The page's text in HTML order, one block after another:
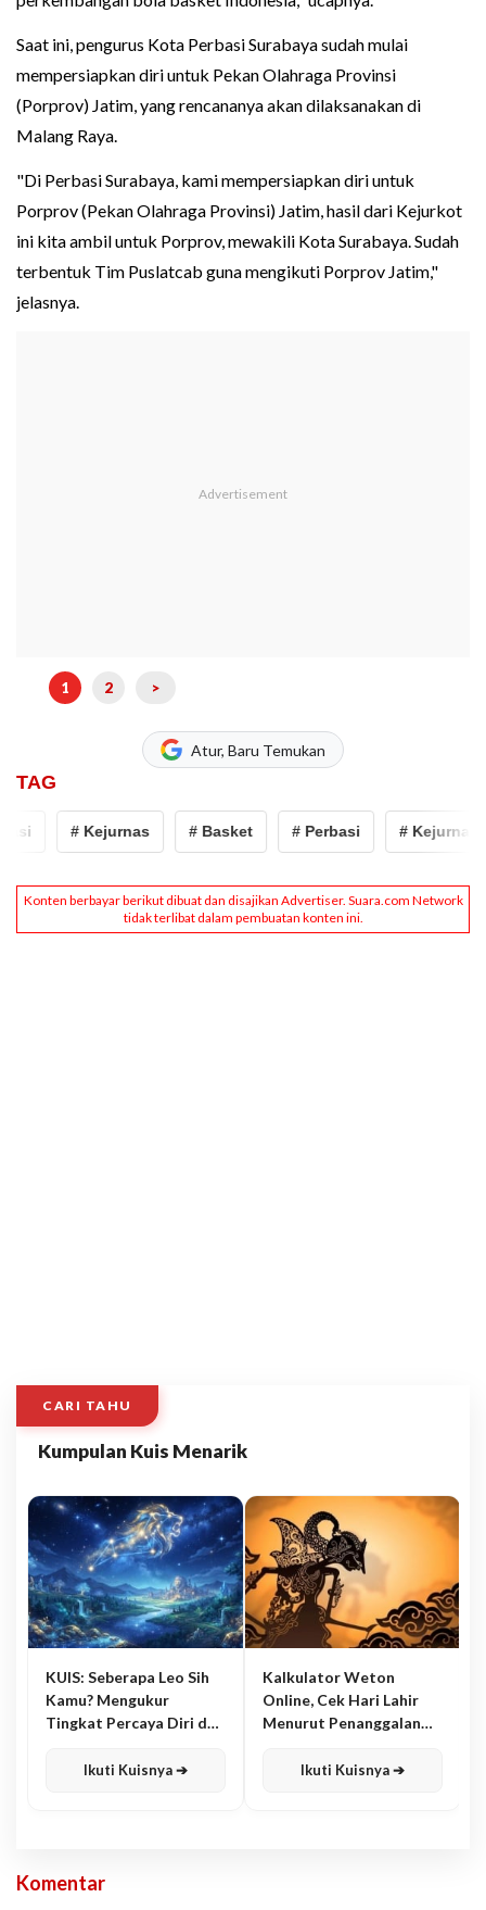
Saat ini, pengurus Kota Perbasi Surabaya sudah mulai
mempersiapkan diri untuk Pekan Olahraga Provinsi
(Porprov) Jatim, yang rencananya akan dilaksanakan di
Malang Raya.
"Di Perbasi Surabaya, kami mempersiapkan diri untuk
Porprov (Pekan Olahraga Provinsi) Jatim, hasil dari Kejurkot
ini kita ambil untuk Porprov, mewakili Kota Surabaya. Sudah
terbentuk Tim Puslatcab guna mengikuti Porprov Jatim,"
jelasnya.
1 2 >
Atur, Baru Temukan
TAG
# Kejurnas # Basket # Perbasi # Kejurnas
CARI TAHU
Kumpulan Kuis Menarik
KUIS: Seberapa Leo Sih
Kamu? Mengukur
Tingkat Percaya Diri dan
Ikuti Kuisnya ➔
Kalkulator Weton
Online, Cek Hari Lahir
Menurut Penanggalan
Ikuti Kuisnya ➔
Komentar